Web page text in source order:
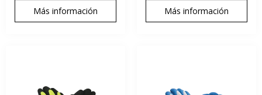
Más información Más información